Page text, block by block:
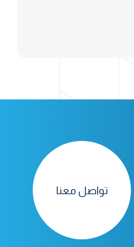
تواصل معنا